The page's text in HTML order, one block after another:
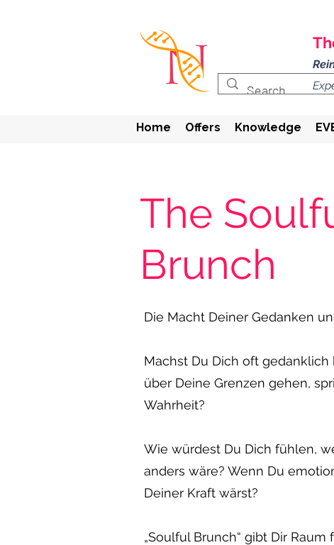
Home Offers Knowledge
The
Brunch
Die Macht Deiner Gedanken
Machst Du Dich oft gedanklich
über Deine Grenzen gehen,
Wahrheit?
Wie würdest Du Dich fühlen,
anders wäre? Wenn Du
Deiner Kraft wärst?
„Soulful Brunch“ gibt Dir